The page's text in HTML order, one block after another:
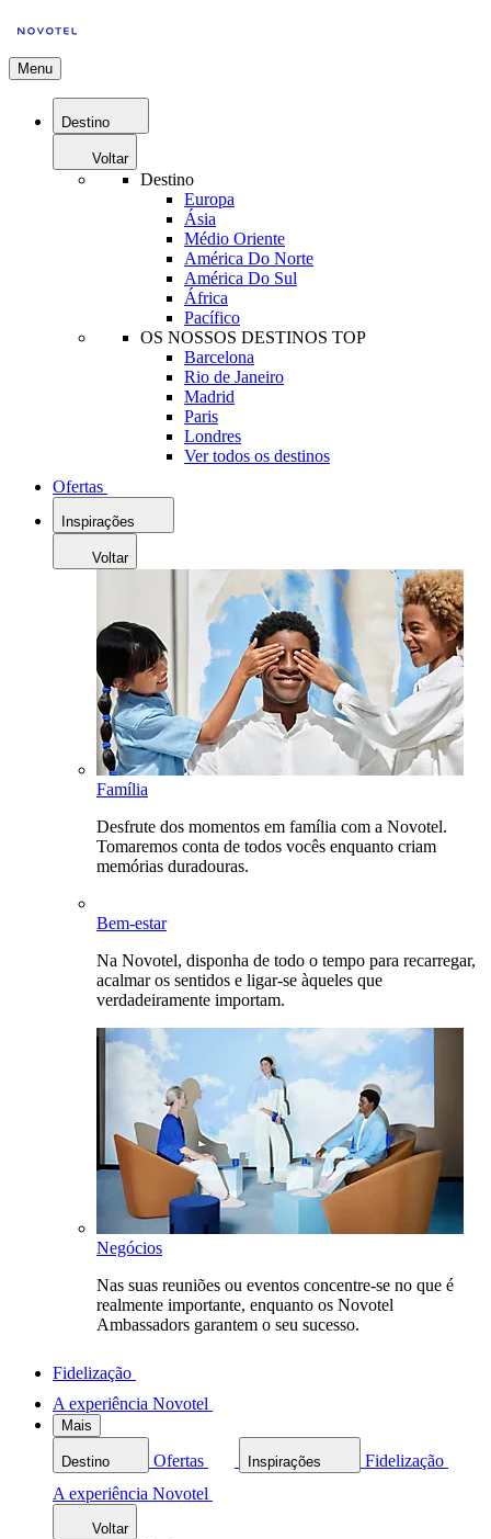
Menu
Destino
Voltar
Destino
Europa
Ásia
Médio Oriente
América Do Norte
América Do Sul
África
Pacífico
OS NOSSOS DESTINOS TOP
Barcelona
Rio de Janeiro
Madrid
Paris
Londres
Ver todos os destinos
Ofertas
Inspirações
Voltar
Família
Desfrute dos momentos em família com a Novotel.
Tomaremos conta de todos vocês enquanto criam
memórias duradouras.
Bem-estar
Na Novotel, disponha de todo o tempo para recarregar,
acalmar os sentidos e ligar-se àqueles que
verdadeiramente importam.
Negócios
Nas suas reuniões ou eventos concentre-se no que é
realmente importante, enquanto os Novotel
Ambassadors garantem o seu sucesso.
Fidelização
A experiência Novotel
Mais
Destino Ofertas Inspirações
Fidelização
A experiência Novotel
Voltar